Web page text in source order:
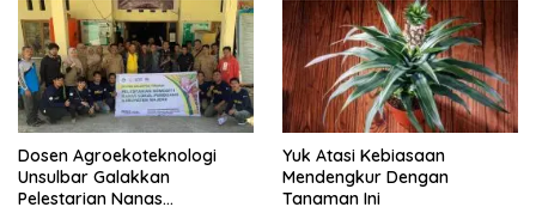
Dosen Agroekoteknologi
Unsulbar Galakkan
Pelestarian Nanas
Yuk Atasi Kebiasaan
Mendengkur Dengan
Tanaman Ini